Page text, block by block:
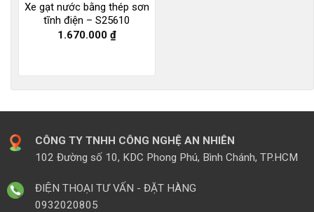
Xe gạt nước bằng thép sơn
tĩnh điện – S25610
1.670.000 ₫
CÔNG TY TNHH CÔNG NGHỆ AN NHIÊN
102 Đường số 10, KDC Phong Phú, Bình Chánh, TP.HCM
ĐIỆN THOẠI TƯ VẤN - ĐẶT HÀNG
0932020805